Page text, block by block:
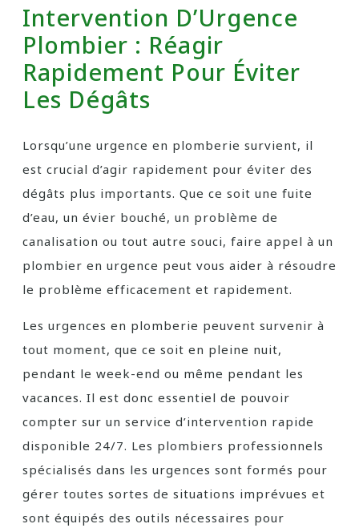
Intervention D’Urgence
Plombier : Réagir
Rapidement Pour Éviter
Les Dégâts
Lorsqu’une urgence en plomberie survient, il
est crucial d’agir rapidement pour éviter des
dégâts plus importants. Que ce soit une fuite
d’eau, un évier bouché, un problème de
canalisation ou tout autre souci, faire appel à un
plombier en urgence peut vous aider à résoudre
le problème efficacement et rapidement.
Les urgences en plomberie peuvent survenir à
tout moment, que ce soit en pleine nuit,
pendant le week-end ou même pendant les
vacances. Il est donc essentiel de pouvoir
compter sur un service d’intervention rapide
disponible 24/7. Les plombiers professionnels
spécialisés dans les urgences sont formés pour
gérer toutes sortes de situations imprévues et
sont équipés des outils nécessaires pour